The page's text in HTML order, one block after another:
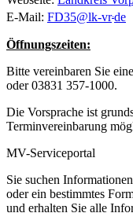
E-Mail: FD35@lk-vr.de
Öffnungszeiten:
Bitte vereinbaren Sie
oder 03831 357-1000.
Die Vorsprache ist
Terminvereinbarung
MV-Serviceportal
Sie suchen
oder ein bestimmtes
und erhalten Sie alle